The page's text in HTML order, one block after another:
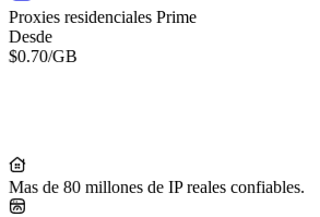
Proxies residenciales Prime
Desde
$0.70/GB
Mas de 80 millones de IP reales confiables.